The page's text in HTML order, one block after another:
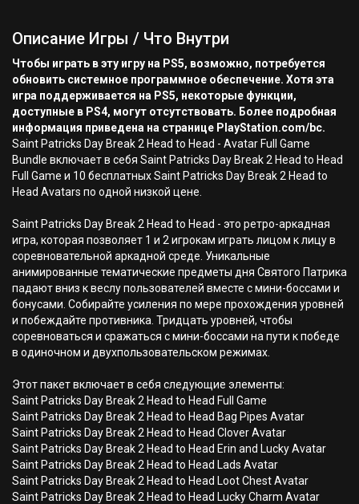
Описание Игры / Что Внутри
Чтобы играть в эту игру на PS5, возможно, потребуется
обновить системное программное обеспечение. Хотя эта
игра поддерживается на PS5, некоторые функции,
доступные в PS4, могут отсутствовать. Более подробная
информация приведена на странице PlayStation.com/bc.
Saint Patricks Day Break 2 Head to Head - Avatar Full Game
Bundle включает в себя Saint Patricks Day Break 2 Head to Head
Full Game и 10 бесплатных Saint Patricks Day Break 2 Head to
Head Avatars по одной низкой цене.
Saint Patricks Day Break 2 Head to Head - это ретро-аркадная
игра, которая позволяет 1 и 2 игрокам играть лицом к лицу в
соревновательной аркадной среде. Уникальные
анимированные тематические предметы дня Святого Патрика
падают вниз к веслу пользователей вместе с мини-боссами и
бонусами. Собирайте усиления по мере прохождения уровней
и побеждайте противника. Тридцать уровней, чтобы
соревноваться и сражаться с мини-боссами на пути к победе
в одиночном и двухпользовательском режимах.
Этот пакет включает в себя следующие элементы:
Saint Patricks Day Break 2 Head to Head Full Game
Saint Patricks Day Break 2 Head to Head Bag Pipes Avatar
Saint Patricks Day Break 2 Head to Head Clover Avatar
Saint Patricks Day Break 2 Head to Head Erin and Lucky Avatar
Saint Patricks Day Break 2 Head to Head Lads Avatar
Saint Patricks Day Break 2 Head to Head Loot Chest Avatar
Saint Patricks Day Break 2 Head to Head Lucky Charm Avatar